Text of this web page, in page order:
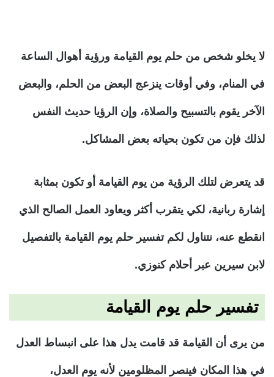
لا يخلو شخص من حلم يوم القيامة ورؤية أهوال الساعة
في المنام، وفي أوقات ينزعج البعض من الحلم، والبعض
الآخر يقوم بالتسبيح والصلاة، وإن الرؤيا حديث النفس
لذلك فإن من تكون بحياته بعض المشاكل.
قد يتعرض لتلك الرؤية من يوم القيامة أو تكون بمثابة
إشارة ربانية، لكي يتقرب أكثر ويعاود العمل الصالح الذي
انقطع عنه، نتناول لكم تفسير حلم يوم القيامة بالتفصيل
لابن سيرين عبر أحلام كنوزي.
تفسير حلم يوم القيامة
من يرى أن القيامة قد قامت يدل هذا على انبساط العدل
في هذا المكان فينصر المظلومين لأنه يوم العدل،